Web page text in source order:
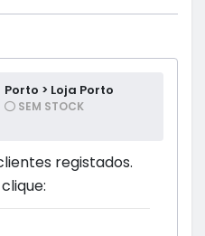
Porto > Loja Porto
SEM STOCK
registados.